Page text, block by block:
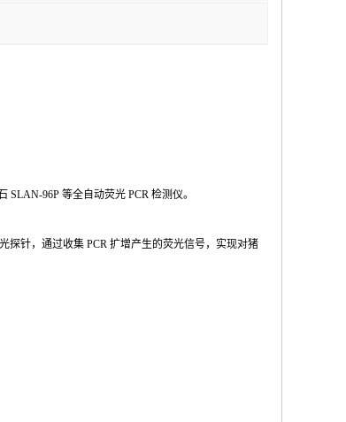
SLAN-96P 等全自动荧光 PCR 检测仪。
探针，通过收集 PCR 扩增产生的荧光信号，实现对猪